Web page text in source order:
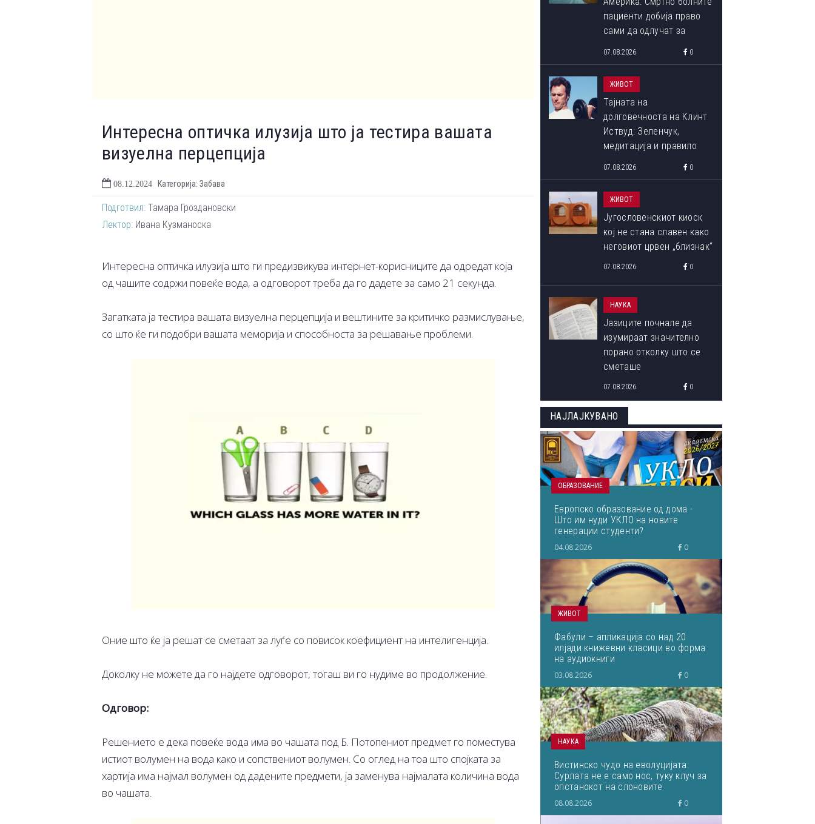
Интересна оптичка илузија што ја тестира вашата
визуелна перцепција
08.12.2024 Категорија: Забава
Подготвил: Тамара Гроздановски
Лектор: Ивана Кузманоска
Интересна оптичка илузија што ги предизвикува интернет-корисниците да одредат која
од чашите содржи повеќе вода, а одговорот треба да го дадете за само 21 секунда.
Загатката ја тестира вашата визуелна перцепција и вештините за критичко размислување,
со што ќе ги подобри вашата меморија и способноста за решавање проблеми.
Оние што ќе ја решат се сметаат за луѓе со повисок коефициент на интелигенција.
Доколку не можете да го најдете одговорот, тогаш ви го нудиме во продолжение.
Одговор:
Решението е дека повеќе вода има во чашата под Б. Потопениот предмет го поместува
истиот волумен на вода како и сопствениот волумен. Со оглед на тоа што спојката за
хартија има најмал волумен од дадените предмети, ја заменува најмалата количина вода
во чашата.
пациенти добија право
сами да одлучат за
07.08.2026 0
ЖИВОТ
Тајната на
долговечноста на Клинт
Иствуд: Зеленчук,
медитација и правило
07.08.2026 0
ЖИВОТ
Југословенскиот киоск
кој не стана славен како
неговиот црвен „близнак“
07.08.2026 0
НАУКА
Јазиците почнале да
изумираат значително
порано отколку што се
сметаше
07.08.2026 0
НАЈЛАЈКУВАНО
ОБРАЗОВАНИЕ
Европско образование од дома -
Што им нуди УКЛО на новите
генерации студенти?
04.08.2026 0
ЖИВОТ
Фабули – апликација со над 20
илјади книжевни класици во форма
на аудиокниги
03.08.2026 0
НАУКА
Вистинско чудо на еволуцијата:
Сурлата не е само нос, туку клуч за
опстанокот на слоновите
08.08.2026 0